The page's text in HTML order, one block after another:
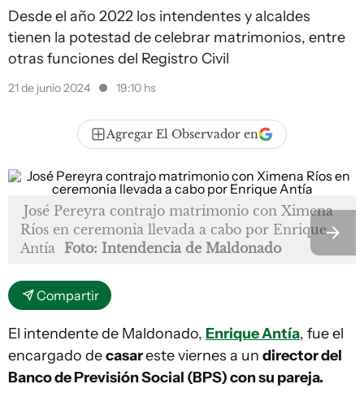
Desde el año 2022 los intendentes y alcaldes
tienen la potestad de celebrar matrimonios, entre
otras funciones del Registro Civil
21 de junio 2024 19:10 hs
Agregar El Observador en
José Pereyra contrajo matrimonio con Ximena
Ríos en ceremonia llevada a cabo por Enrique
Antía Foto: Intendencia de Maldonado
Compartir
El intendente de Maldonado, Enrique Antía, fue el
encargado decasareste viernes a un director del
Banco de Previsión Social (BPS) con su pareja.